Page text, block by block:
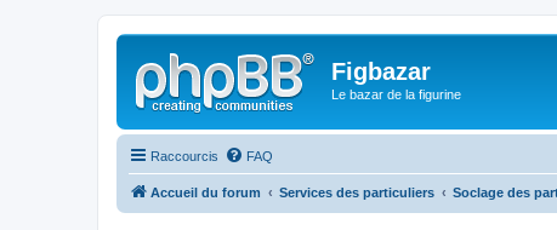
Figbazar
Le bazar de la figurine
Raccourcis FAQ
Accueil du forum Services des particuliers Soclage des